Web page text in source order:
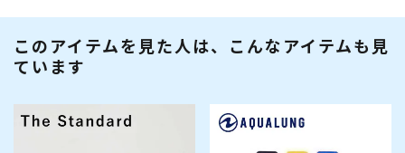
このアイテムを見た人は、こんなアイテムも見
ています